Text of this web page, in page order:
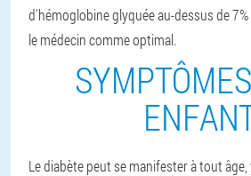
d'hémoglobine glyquée au-dessus de
le médecin comme optimal.
Le diabète peut se manifester à tout